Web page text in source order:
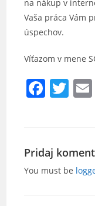
na nákup v
Vaša práca Vám
úspechov.
Víťazom v mene
F
e
b
o
T
er
Pridaj
You must be